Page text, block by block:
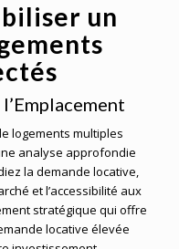
un
logements multiples
analyse approfondie
la demande locative,
et l’accessibilité aux
stratégique qui offre
locative élevée